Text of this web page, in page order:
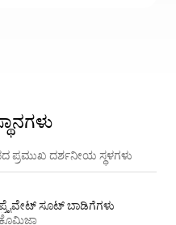
ಪ್ರಮುಖ ದರ್ಶನೀಯ ಸ್ಥಳಗಳು
ಸೂಟ್ ಬಾಡಿಗೆಗಳು
ಕೊಮಿಜಾ